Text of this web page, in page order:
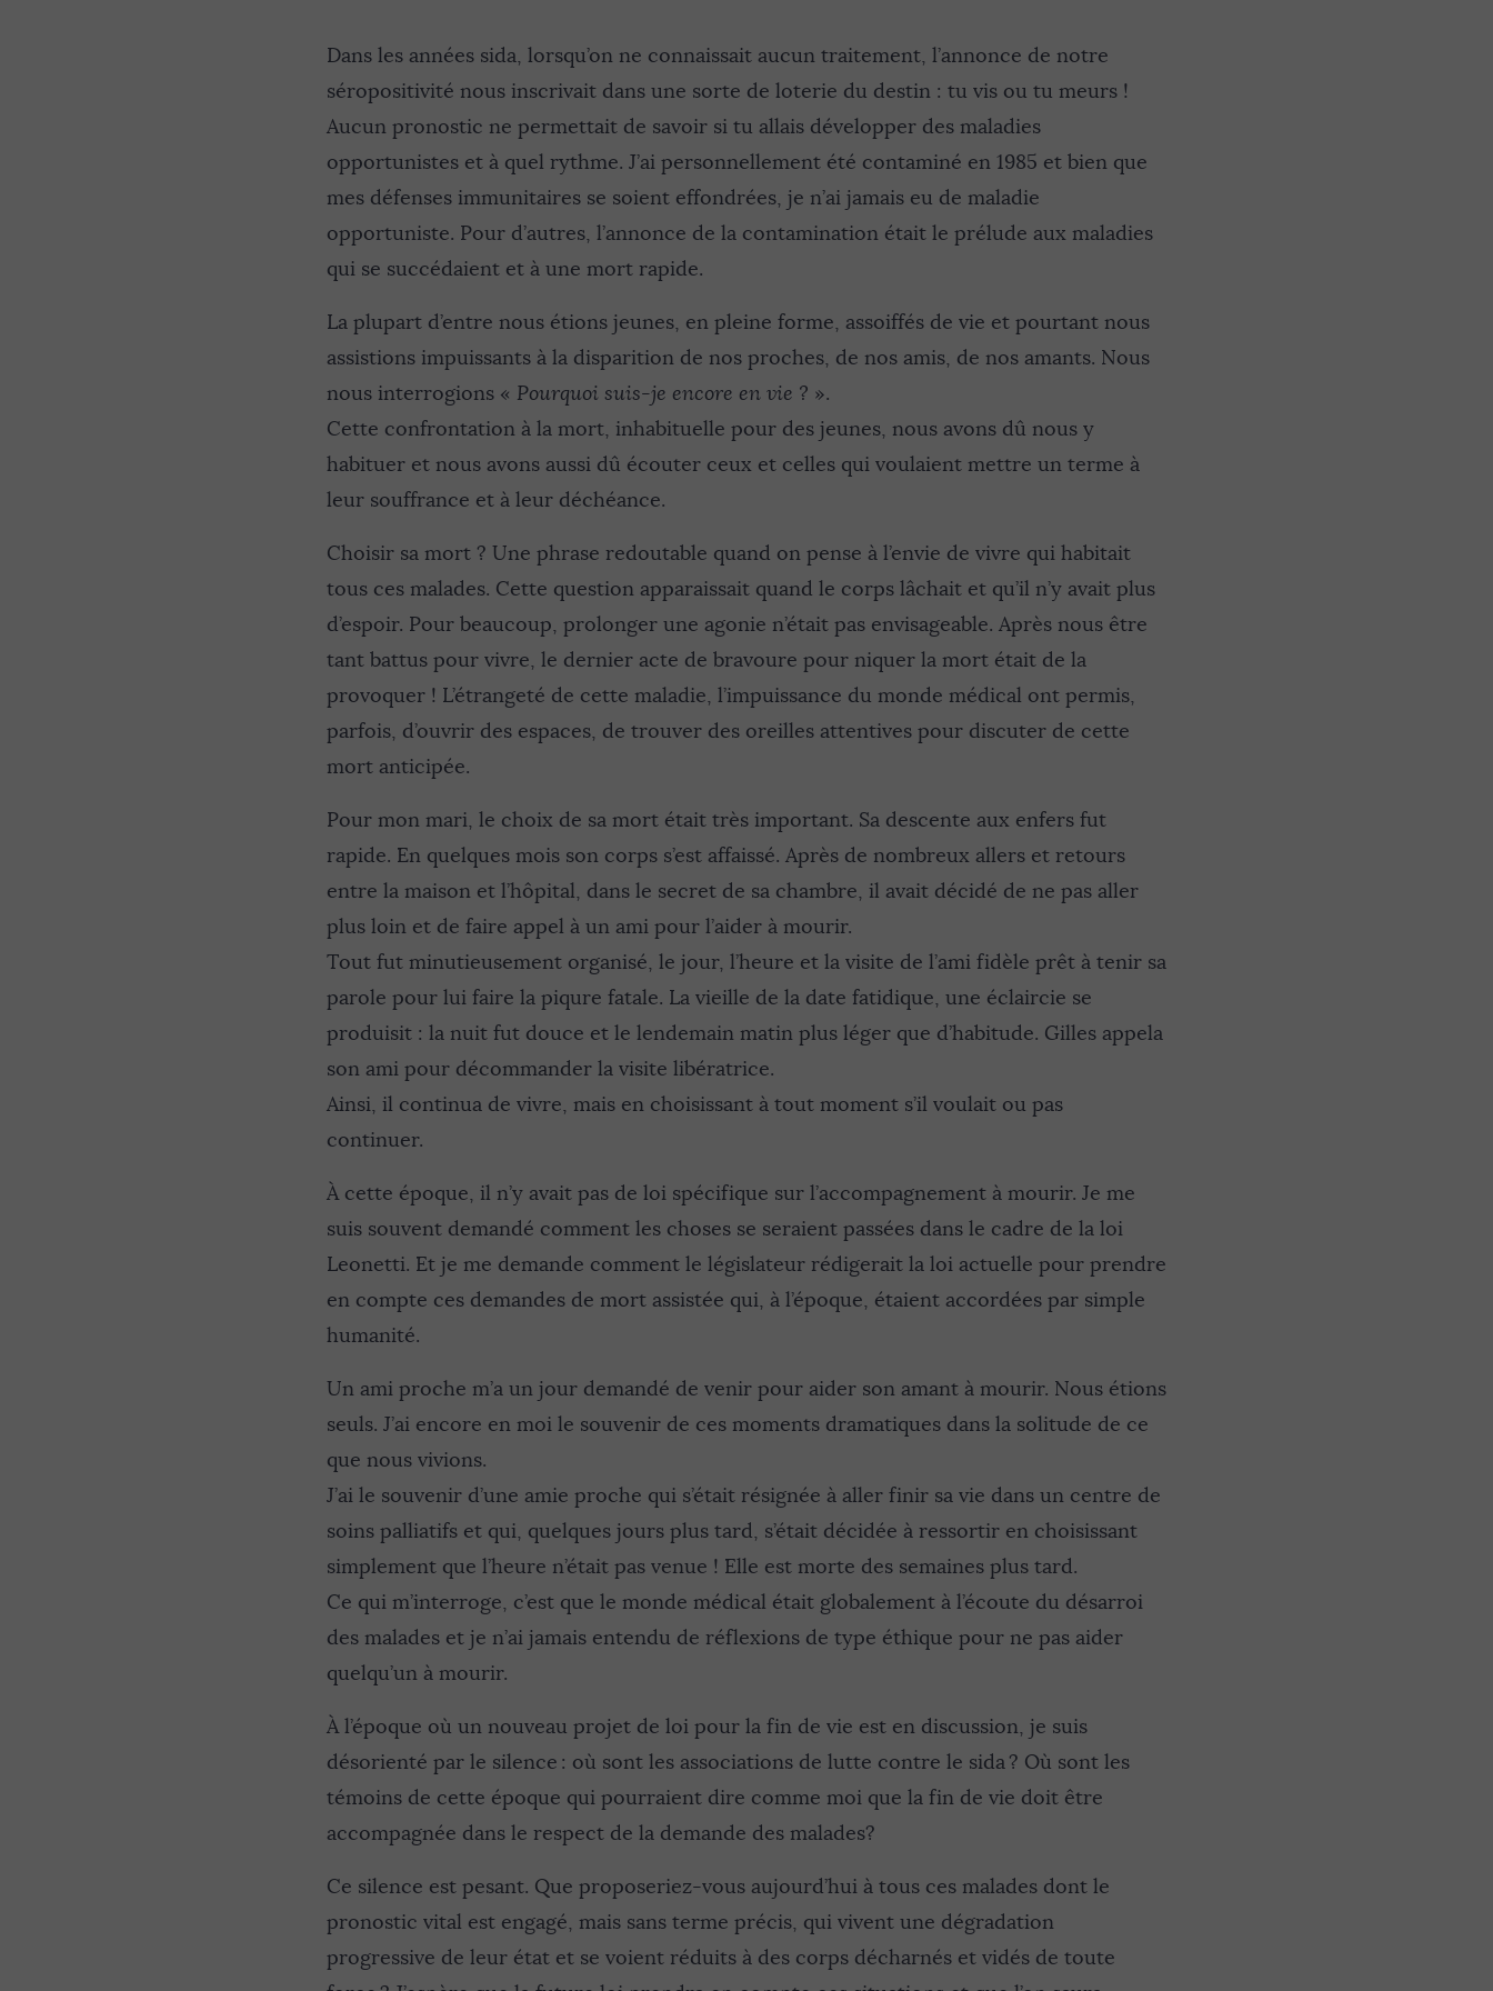
Dans les années sida, lorsqu’on ne connaissait aucun traitement, l’annonce de notre
séropositivité nous inscrivait dans une sorte de loterie du destin : tu vis ou tu meurs !
Aucun pronostic ne permettait de savoir si tu allais développer des maladies
opportunistes et à quel rythme. J’ai personnellement été contaminé en 1985 et bien que
mes défenses immunitaires se soient effondrées, je n’ai jamais eu de maladie
opportuniste. Pour d’autres, l’annonce de la contamination était le prélude aux maladies
qui se succédaient et à une mort rapide.
La plupart d’entre nous étions jeunes, en pleine forme, assoiffés de vie et pourtant nous
assistions impuissants à la disparition de nos proches, de nos amis, de nos amants. Nous
nous interrogions « Pourquoi suis-je encore en vie ? ».
Cette confrontation à la mort, inhabituelle pour des jeunes, nous avons dû nous y
habituer et nous avons aussi dû écouter ceux et celles qui voulaient mettre un terme à
leur souffrance et à leur déchéance.
Choisir sa mort ? Une phrase redoutable quand on pense à l’envie de vivre qui habitait
tous ces malades. Cette question apparaissait quand le corps lâchait et qu’il n’y avait plus
d’espoir. Pour beaucoup, prolonger une agonie n’était pas envisageable. Après nous être
tant battus pour vivre, le dernier acte de bravoure pour niquer la mort était de la
provoquer ! L’étrangeté de cette maladie, l’impuissance du monde médical ont permis,
parfois, d’ouvrir des espaces, de trouver des oreilles attentives pour discuter de cette
mort anticipée.
Pour mon mari, le choix de sa mort était très important. Sa descente aux enfers fut
rapide. En quelques mois son corps s’est affaissé. Après de nombreux allers et retours
entre la maison et l’hôpital, dans le secret de sa chambre, il avait décidé de ne pas aller
plus loin et de faire appel à un ami pour l’aider à mourir.
Tout fut minutieusement organisé, le jour, l’heure et la visite de l’ami fidèle prêt à tenir sa
parole pour lui faire la piqure fatale. La vieille de la date fatidique, une éclaircie se
produisit : la nuit fut douce et le lendemain matin plus léger que d’habitude. Gilles appela
son ami pour décommander la visite libératrice.
Ainsi, il continua de vivre, mais en choisissant à tout moment s’il voulait ou pas
continuer.
À cette époque, il n’y avait pas de loi spécifique sur l’accompagnement à mourir. Je me
suis souvent demandé comment les choses se seraient passées dans le cadre de la loi
Leonetti. Et je me demande comment le législateur rédigerait la loi actuelle pour prendre
en compte ces demandes de mort assistée qui, à l’époque, étaient accordées par simple
humanité.
Un ami proche m’a un jour demandé de venir pour aider son amant à mourir. Nous étions
seuls. J’ai encore en moi le souvenir de ces moments dramatiques dans la solitude de ce
que nous vivions.
J’ai le souvenir d’une amie proche qui s’était résignée à aller finir sa vie dans un centre de
soins palliatifs et qui, quelques jours plus tard, s’était décidée à ressortir en choisissant
simplement que l’heure n’était pas venue ! Elle est morte des semaines plus tard.
Ce qui m’interroge, c’est que le monde médical était globalement à l’écoute du désarroi
des malades et je n’ai jamais entendu de réflexions de type éthique pour ne pas aider
quelqu’un à mourir.
À l’époque où un nouveau projet de loi pour la fin de vie est en discussion, je suis
désorienté par le silence : où sont les associations de lutte contre le sida ? Où sont les
témoins de cette époque qui pourraient dire comme moi que la fin de vie doit être
accompagnée dans le respect de la demande des malades?
Ce silence est pesant. Que proposeriez-vous aujourd’hui à tous ces malades dont le
pronostic vital est engagé, mais sans terme précis, qui vivent une dégradation
progressive de leur état et se voient réduits à des corps décharnés et vidés de toute